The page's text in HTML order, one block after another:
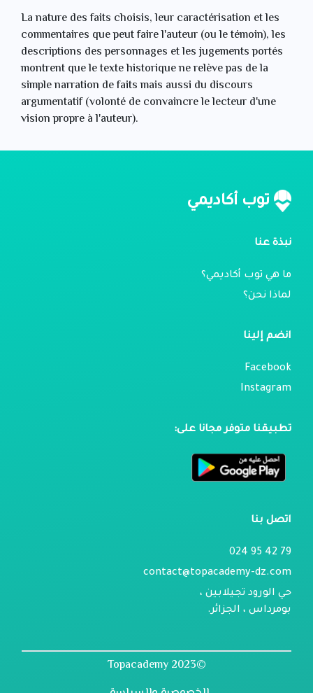
La nature des faits choisis, leur caractérisation et les
commentaires que peut faire l'auteur (ou le témoin), les
descriptions des personnages et les jugements portés
montrent que le texte historique ne relève pas de la
simple narration de faits mais aussi du discours
argumentatif (volonté de convaincre le lecteur d'une
vision propre à l'auteur).
توب أكاديمي
نبذة عنا
ما هي توب أكاديمي؟
لماذا نحن؟
انضم إلينا
Facebook
Instagram
تطبيقنا متوفر مجانا على:
اتصل بنا
79 42 95 024
contact@topacademy-dz.com
حي الورود تجيلابين ،
بومرداس ، الجزائر.
©2023 Topacademy